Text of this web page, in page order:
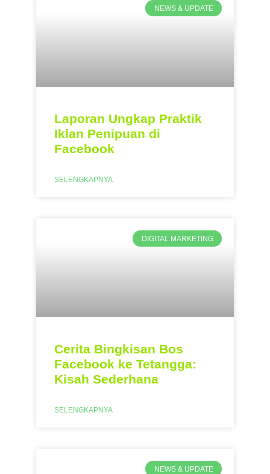
NEWS & UPDATE
Laporan Ungkap Praktik
Iklan Penipuan di
Facebook
SELENGKAPNYA
DIGITAL MARKETING
Cerita Bingkisan Bos
Facebook ke Tetangga:
Kisah Sederhana
SELENGKAPNYA
NEWS & UPDATE